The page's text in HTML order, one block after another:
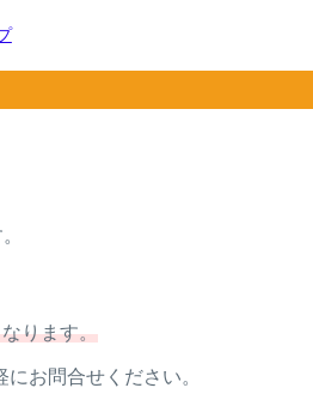
ります。
にお問合せください。